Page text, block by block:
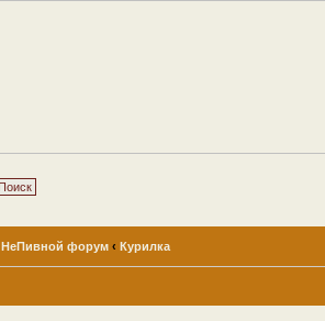
НеПивной форум ‹ Курилка